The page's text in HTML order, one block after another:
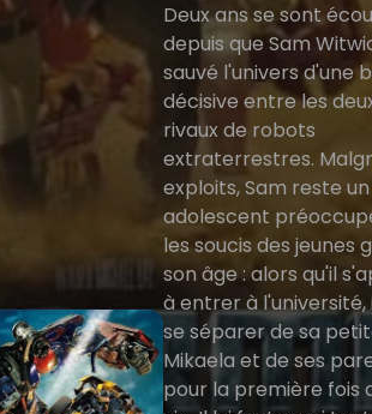
Deux ans se sont
depuis que Sam
sauvé l'univers d'une
décisive entre les
rivaux de robots
extraterrestres.
exploits, Sam reste un
adolescent
les soucis des jeunes
son âge : alors qu'il
à entrer à l'université,
se séparer de sa
Mikaela et de ses
pour la première fois